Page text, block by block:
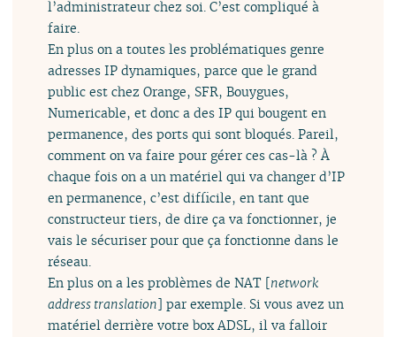
l’administrateur chez soi. C’est compliqué à
faire.
En plus on a toutes les problématiques genre
adresses IP dynamiques, parce que le grand
public est chez Orange, SFR, Bouygues,
Numericable, et donc a des IP qui bougent en
permanence, des ports qui sont bloqués. Pareil,
comment on va faire pour gérer ces cas-là ? À
chaque fois on a un matériel qui va changer d’IP
en permanence, c’est difficile, en tant que
constructeur tiers, de dire ça va fonctionner, je
vais le sécuriser pour que ça fonctionne dans le
réseau.
En plus on a les problèmes de NAT [network
address translation] par exemple. Si vous avez un
matériel derrière votre box ADSL, il va falloir